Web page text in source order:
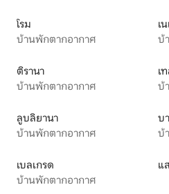
โรม
บ้านพักตากอากาศ
เ
บ้
ติรานา
บ้านพักตากอากาศ
เ
บ้
ลูบลิยานา
บ้านพักตากอากาศ
บ
บ้
เบลเกรด
บ้านพักตากอากาศ
แ